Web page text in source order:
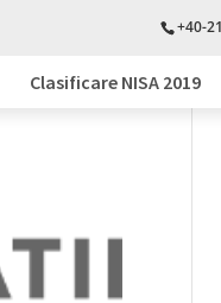
+40-
Clasificare NISA 2019